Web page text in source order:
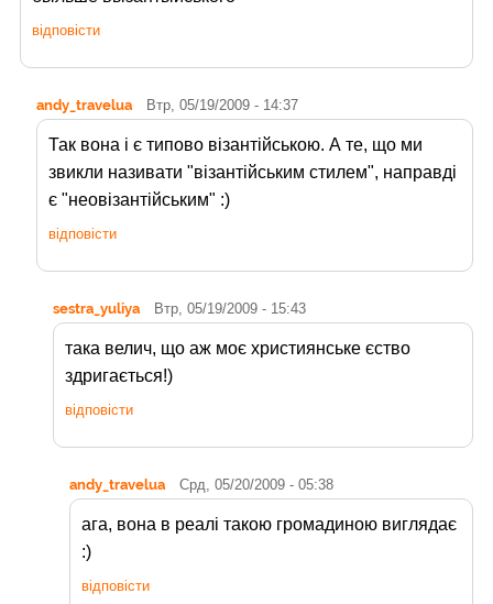
відповісти
andy_travelua Втр, 05/19/2009 - 14:37
Так вона і є типово візантійською. А те, що ми
звикли називати "візантійським стилем", направді
є "неовізантійським" :)
відповісти
sestra_yuliya Втр, 05/19/2009 - 15:43
така велич, що аж моє християнське єство
здригається!)
відповісти
andy_travelua Срд, 05/20/2009 - 05:38
ага, вона в реалі такою громадиною виглядає
:)
відповісти